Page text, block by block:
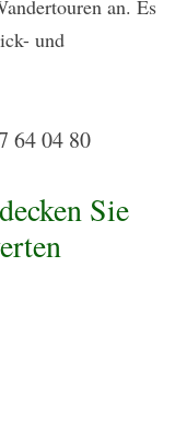
an. Es
und
64 04 80
Sie